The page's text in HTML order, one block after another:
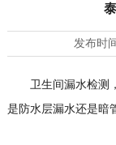
发布时
卫生间漏水检测，
是防水层漏水还是暗